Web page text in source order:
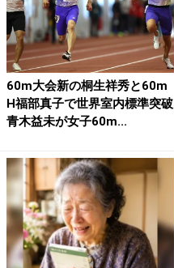
60m大会新の桐生祥秀と60m
H福部真子で世界室内標準突破
青木益未が女子60m...